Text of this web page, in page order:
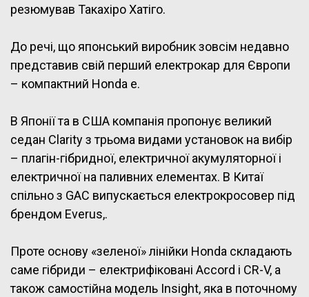
резюмував Такахіро Хатіго.
До речі, що японський виробник зовсім недавно
представив свій перший електрокар для Європи
– компактний Honda e.
В Японії та в США компанія пропонує великий
седан Clarity з трьома видами установок на вибір
– плагін-гібридної, електричної акумуляторної і
електричної на паливних елементах. В Китаї
спільно з GAC випускається електрокросовер під
брендом Everus,.
Проте основу «зеленої» лінійки Honda складають
саме гібриди – електрифіковані Accord і CR-V, а
також самостійна модель Insight, яка в поточному